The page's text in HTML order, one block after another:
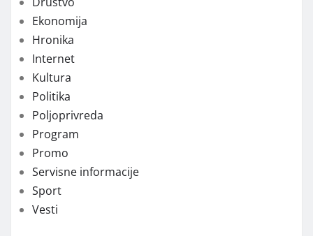
Ekonomija
Hronika
Internet
Kultura
Politika
Poljoprivreda
Program
Promo
Servisne informacije
Sport
Vesti